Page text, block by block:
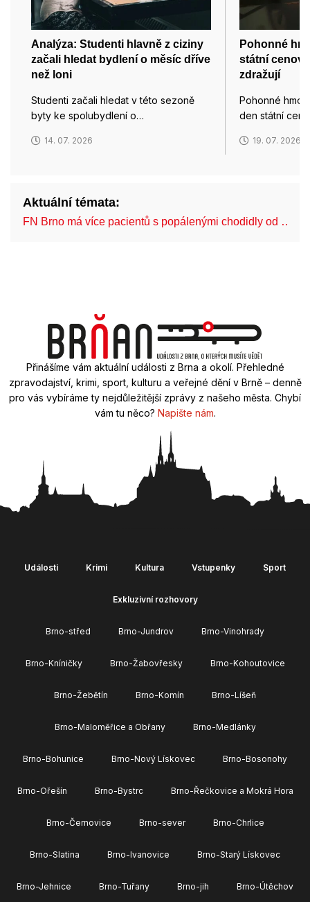
Analýza: Studenti hlavně z ciziny
začali hledat bydlení o měsíc dříve
než loni
Studenti začali hledat v této sezoně
byty ke spolubydlení o…
14. 07. 2026
Pohonné
státní
zdražují
Pohonné
den státní
19. 07. 2026
Aktuální témata:
FN Brno má více pacientů s popálenými chodidly od …
Přinášíme vám aktuální události z Brna a okolí. Přehledné
zpravodajství, krimi, sport, kulturu a veřejné dění v Brně – denně
pro vás vybíráme ty nejdůležitější zprávy z našeho města. Chybí
vám tu něco? Napište nám.
Události Krimi Kultura Vstupenky Sport
Exkluzivní rozhovory
Brno-střed Brno-Jundrov Brno-Vinohrady
Brno-Kníničky Brno-Žabovřesky Brno-Kohoutovice
Brno-Žebětín Brno-Komín Brno-Líšeň
Brno-Maloměřice a Obřany Brno-Medlánky
Brno-Bohunice Brno-Nový Lískovec Brno-Bosonohy
Brno-Ořešín Brno-Bystrc Brno-Řečkovice a Mokrá Hora
Brno-Černovice Brno-sever Brno-Chrlice
Brno-Slatina Brno-Ivanovice Brno-Starý Lískovec
Brno-Jehnice Brno-Tuřany Brno-jih Brno-Útěchov